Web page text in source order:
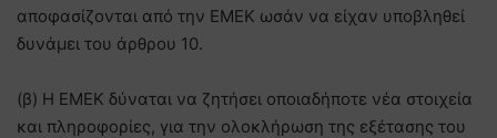
αποφασίζονται από την ΕΜΕΚ ωσάν να είχαν υποβληθεί
δυνάμει του άρθρου 10.
(β) Η ΕΜΕΚ δύναται να ζητήσει οποιαδήποτε νέα στοιχεία
και πληροφορίες, για την ολοκλήρωση της εξέτασης του